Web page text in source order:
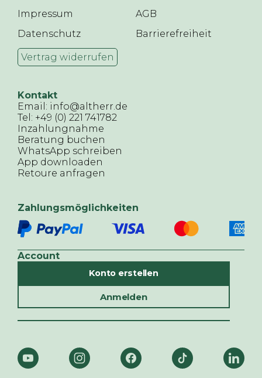
Impressum
AGB
Datenschutz
Barrierefreiheit
Vertrag widerrufen
Kontakt
Email: info@altherr.de
Tel: +49 (0) 221 741782
Inzahlungnahme
Beratung buchen
WhatsApp schreiben
App downloaden
Retoure anfragen
Zahlungsmöglichkeiten
Account
Konto erstellen
Anmelden